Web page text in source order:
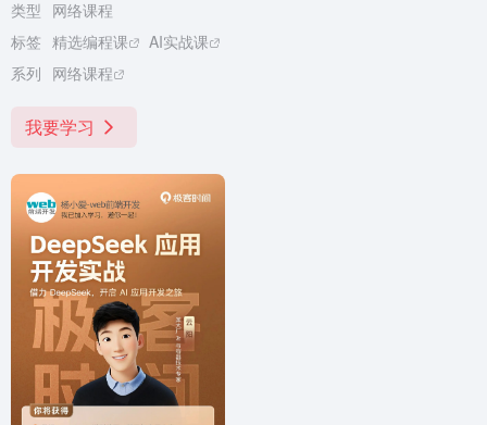
类型 网络课程
标签 精选编程课
AI实战课
系列 网络课程
我要学习